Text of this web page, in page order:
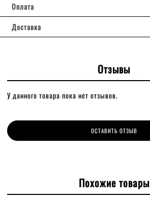
Оплата
Доставка
Отзывы
У данного товара пока нет отзывов.
ОСТАВИТЬ ОТЗЫВ
Похожие товары